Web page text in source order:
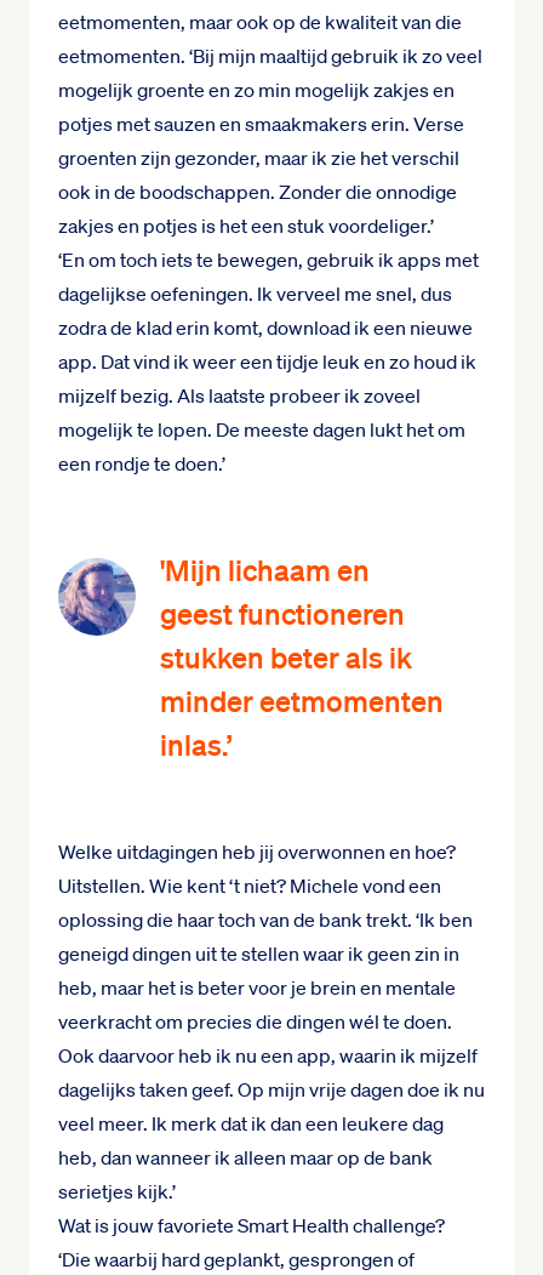
eetmomenten, maar ook op de kwaliteit van die
eetmomenten. ‘Bij mijn maaltijd gebruik ik zo veel
mogelijk groente en zo min mogelijk zakjes en
potjes met sauzen en smaakmakers erin. Verse
groenten zijn gezonder, maar ik zie het verschil
ook in de boodschappen. Zonder die onnodige
zakjes en potjes is het een stuk voordeliger.’
‘En om toch iets te bewegen, gebruik ik apps met
dagelijkse oefeningen. Ik verveel me snel, dus
zodra de klad erin komt, download ik een nieuwe
app. Dat vind ik weer een tijdje leuk en zo houd ik
mijzelf bezig. Als laatste probeer ik zoveel
mogelijk te lopen. De meeste dagen lukt het om
een rondje te doen.’
'Mijn lichaam en
geest functioneren
stukken beter als ik
minder eetmomenten
inlas.’
Welke uitdagingen heb jij overwonnen en hoe?
Uitstellen. Wie kent ‘t niet? Michele vond een
oplossing die haar toch van de bank trekt. ‘Ik ben
geneigd dingen uit te stellen waar ik geen zin in
heb, maar het is beter voor je brein en mentale
veerkracht om precies die dingen wél te doen.
Ook daarvoor heb ik nu een app, waarin ik mijzelf
dagelijks taken geef. Op mijn vrije dagen doe ik nu
veel meer. Ik merk dat ik dan een leukere dag
heb, dan wanneer ik alleen maar op de bank
serietjes kijk.’
Wat is jouw favoriete Smart Health challenge?
‘Die waarbij hard geplankt, gesprongen of